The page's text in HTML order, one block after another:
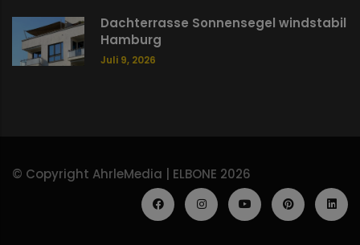
Dachterrasse Sonnensegel windstabil
Hamburg
Juli 9, 2026
© Copyright AhrleMedia | ELBONE 2026